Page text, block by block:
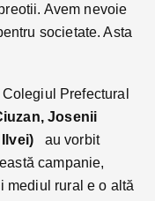
Avem nevoie
societate. Asta
Prefectural
Josenii
au vorbit
campanie,
mediul rural e o altă